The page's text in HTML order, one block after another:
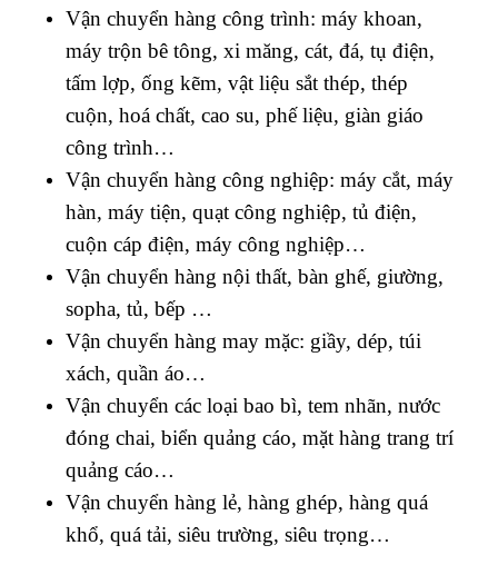
Vận chuyển hàng công trình: máy khoan,
máy trộn bê tông, xi măng, cát, đá, tụ điện,
tấm lợp, ống kẽm, vật liệu sắt thép, thép
cuộn, hoá chất, cao su, phế liệu, giàn giáo
công trình…
Vận chuyển hàng công nghiệp: máy cắt, máy
hàn, máy tiện, quạt công nghiệp, tủ điện,
cuộn cáp điện, máy công nghiệp…
Vận chuyển hàng nội thất, bàn ghế, giường,
sopha, tủ, bếp …
Vận chuyển hàng may mặc: giầy, dép, túi
xách, quần áo…
Vận chuyển các loại bao bì, tem nhãn, nước
đóng chai, biển quảng cáo, mặt hàng trang trí
quảng cáo…
Vận chuyển hàng lẻ, hàng ghép, hàng quá
khổ, quá tải, siêu trường, siêu trọng…